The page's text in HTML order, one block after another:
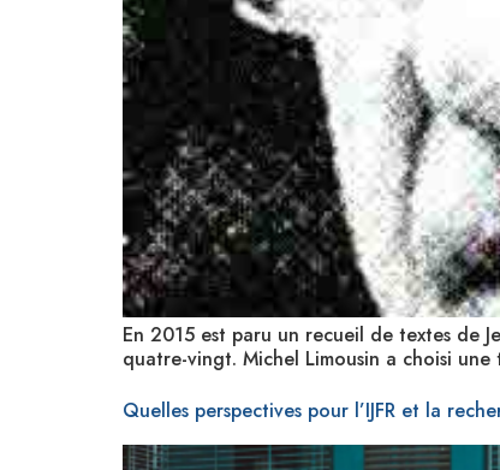
En 2015 est paru un recueil de textes de
quatre-vingt. Michel Limousin a choisi
Quelles perspectives pour l’IJFR et la